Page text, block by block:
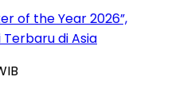
of the Year 2026”,
di Asia